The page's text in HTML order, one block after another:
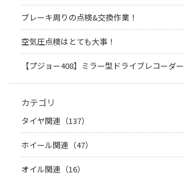
ブレーキ周りの点検&交換作業！
空気圧点検はとても大事！
【プジョー408】ミラー型ドライブレコーダー
カテゴリ
タイヤ関連（137）
ホイール関連（47）
オイル関連（16）